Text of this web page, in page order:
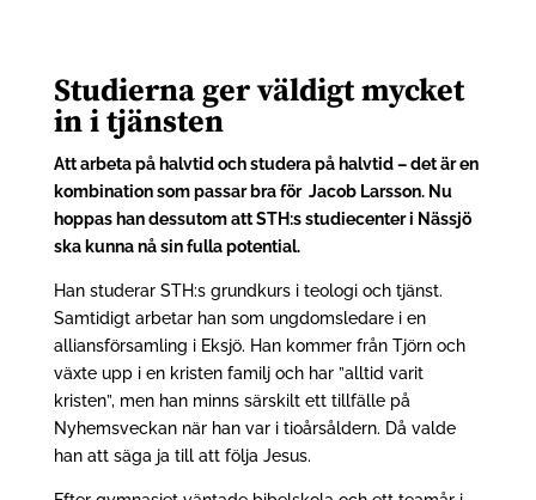
Studierna ger väldigt mycket
in i tjänsten
Att arbeta på halvtid och studera på halvtid – det är en
kombination som passar bra för Jacob Larsson. Nu
hoppas han dessutom att STH:s studiecenter i Nässjö
ska kunna nå sin fulla potential.
Han studerar STH:s grundkurs i teologi och tjänst.
Samtidigt arbetar han som ungdomsledare i en
alliansförsamling i Eksjö. Han kommer från Tjörn och
växte upp i en kristen familj och har ”alltid varit
kristen”, men han minns särskilt ett tillfälle på
Nyhemsveckan när han var i tioårsåldern. Då valde
han att säga ja till att följa Jesus.